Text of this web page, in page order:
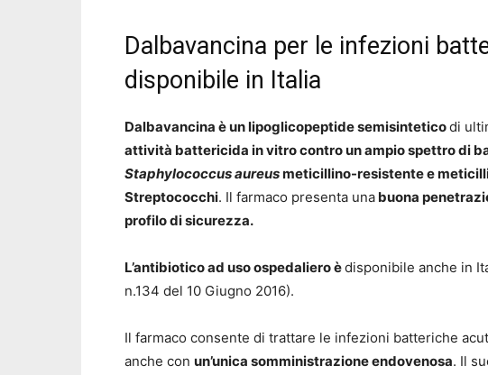
Dalbavancina per le infezioni
disponibile in Italia
Dalbavancina è un lipoglicopeptide semisinteticodi
attività battericida in vitro contro un ampio spettro di
Staphylococcus aureusmeticillino-resistente e
Streptococchi. Il farmaco presenta una buona
profilo di sicurezza.
L’antibiotico ad uso ospedaliero èdisponibile anche in
n.134 del 10 Giugno 2016).
Il farmaco consente di trattare le infezioni batteriche
anche con un’unica somministrazione endovenosa. Il